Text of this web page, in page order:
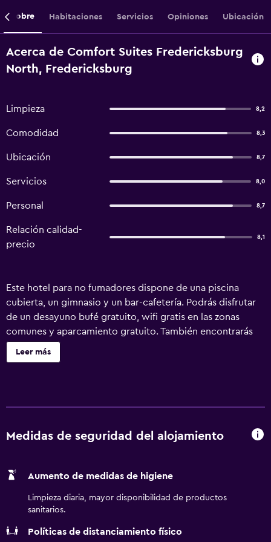
Sobre Habitaciones Servicios Opiniones Ubicación
Acerca de Comfort Suites Fredericksburg
North, Fredericksburg
Limpieza 8,2
Comodidad 8,3
Ubicación 8,7
Servicios 8,0
Personal 8,7
Relación calidad-
precio
8,1
Este hotel para no fumadores dispone de una piscina
cubierta, un gimnasio y un bar-cafetería. Podrás disfrutar
de un desayuno bufé gratuito, wifi gratis en las zonas
comunes y aparcamiento gratuito. También encontrarás
café o té en las zonas comunes, un centro de negocios y
una zona para conferencias. Comfort Suites
equipados con bañera o ducha y artículos de higiene
las personas de negocios incluyen escritorio y teléfono; se
restricciones). Se ofrece servicio de limpieza todos los
incluyen una piscina cubierta y gimnasio.
Leer más
Medidas de seguridad del alojamiento
Aumento de medidas de higiene
Limpieza diaria, mayor disponibilidad de productos
sanitarios.
Políticas de distanciamiento físico